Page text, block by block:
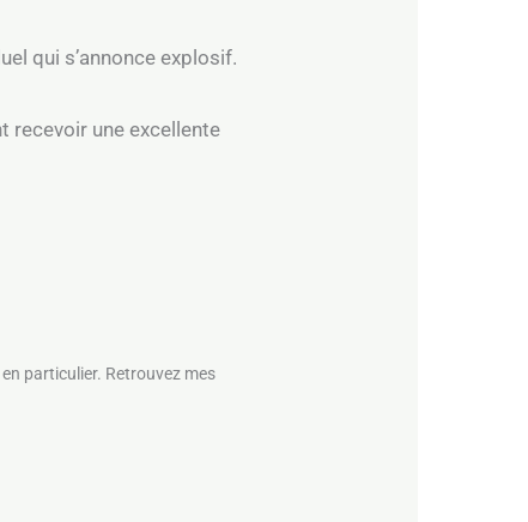
qui s’annonce explosif.
recevoir une excellente
particulier. Retrouvez mes